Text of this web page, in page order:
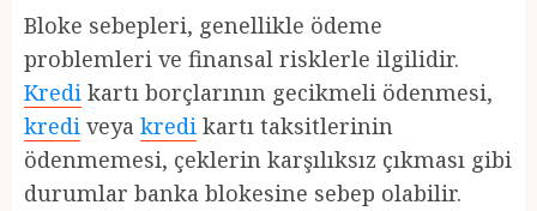
Bloke sebepleri, genellikle ödeme
problemleri ve finansal risklerle ilgilidir.
Kredi kartı borçlarının gecikmeli ödenmesi,
kredi veya kredi kartı taksitlerinin
ödenmemesi, çeklerin karşılıksız çıkması gibi
durumlar banka blokesine sebep olabilir.